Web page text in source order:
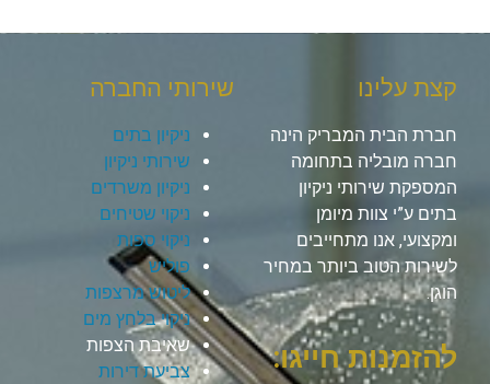
קצת עלינו
חברת הבית המבריק הינה
חברה מובליה בתחומה
המספקת שירותי ניקיון
בתים ע”י צוות מיומן
ומקצועי, אנו מתחייבים
לשירות הטוב ביותר במחיר
הוגן.
להזמנות חייגו:
שירותי החברה
ניקיון בתים
שירותי ניקיון
ניקיון משרדים
ניקוי שטיחים
ניקוי ספות
פוליש
ליטוש מרצפות
ניקוי בלחץ מים
שאיבת הצפות
צביעת דירות